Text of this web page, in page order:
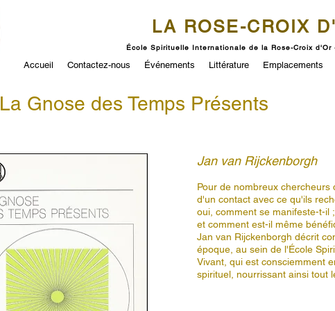
LA ROSE-CROIX
École Spirituelle Internationale de la Rose-Croix d'Or
Accueil Contactez-nous Événements Littérature Emplacements
La Gnose des Temps Présents
Jan van Rijckenborgh
Pour de nombreux
d'un contact avec ce qu'ils
oui, comment se manifeste-t-il
et comment est-il même
Jan van Rijckenborgh décrit
époque, au sein de l'École
Vivant, qui est consciemment
spirituel, nourrissant ainsi tout